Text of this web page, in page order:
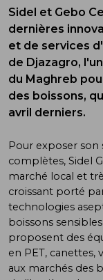
Sidel et Gebo
dernières
et de services
de Djazagro,
du Maghreb
des boissons,
avril derniers.
Pour exposer son
complètes, Sidel
marché local et
croissant porté
technologies
boissons
proposent des
en PET, canettes,
aux marchés des